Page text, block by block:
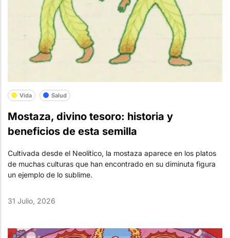
Vida Salud
Mostaza, divino tesoro: historia y
beneficios de esta semilla
Cultivada desde el Neolítico, la mostaza aparece en los platos
de muchas culturas que han encontrado en su diminuta figura
un ejemplo de lo sublime.
31 Julio, 2026